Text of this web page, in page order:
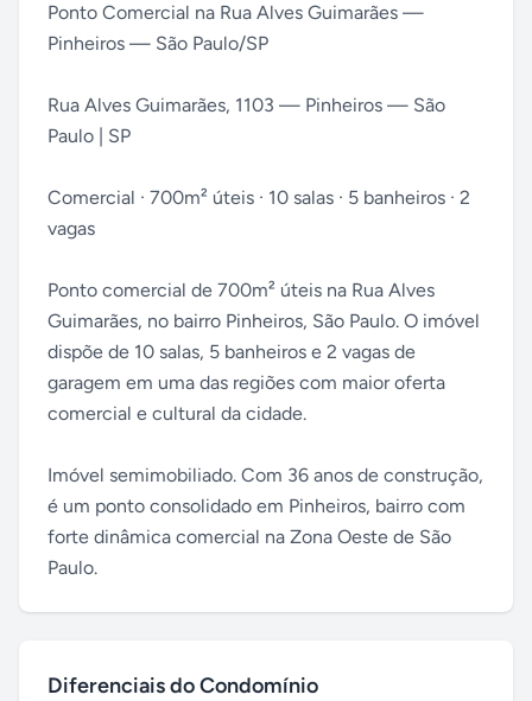
Ponto Comercial na Rua Alves Guimarães —
Pinheiros — São Paulo/SP
Rua Alves Guimarães, 1103 — Pinheiros — São
Paulo | SP
Comercial · 700m² úteis · 10 salas · 5 banheiros · 2
vagas
Ponto comercial de 700m² úteis na Rua Alves
Guimarães, no bairro Pinheiros, São Paulo. O imóvel
dispõe de 10 salas, 5 banheiros e 2 vagas de
garagem em uma das regiões com maior oferta
comercial e cultural da cidade.
Imóvel semimobiliado. Com 36 anos de construção,
é um ponto consolidado em Pinheiros, bairro com
forte dinâmica comercial na Zona Oeste de São
Paulo.
Diferenciais do Condomínio